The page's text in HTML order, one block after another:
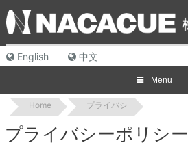
to
content
English
中文
Menu
Home プライバシ
プライバシーポリシー